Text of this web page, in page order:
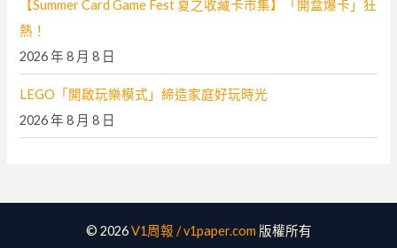
【Summer Card Game Fest 夏之收藏卡市集】「開盒爆卡」狂
熱！
2026 年 8 月 8 日
LEGO「開啟玩樂模式」締造家庭好玩時光
2026 年 8 月 8 日
© 2026V1周報 / v1paper.com 版權所有